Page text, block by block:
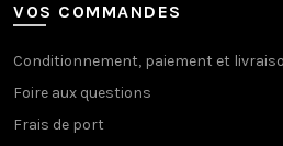
VOS COMMANDES
Conditionnement, paiement et
Foire aux questions
Frais de port